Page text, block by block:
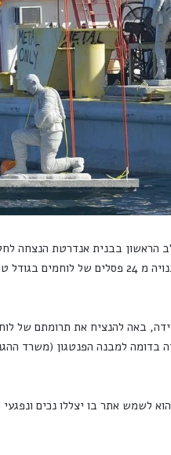
ליולי 2019) הושלם השלב הראשון בבנית
בעומק של כ – 10 מ' סמוך לחופי פלורידה,
באה להנציח את תרומתם של
למבנה הפנטגון (משרד
לשמש אתר בו יצללו נכים